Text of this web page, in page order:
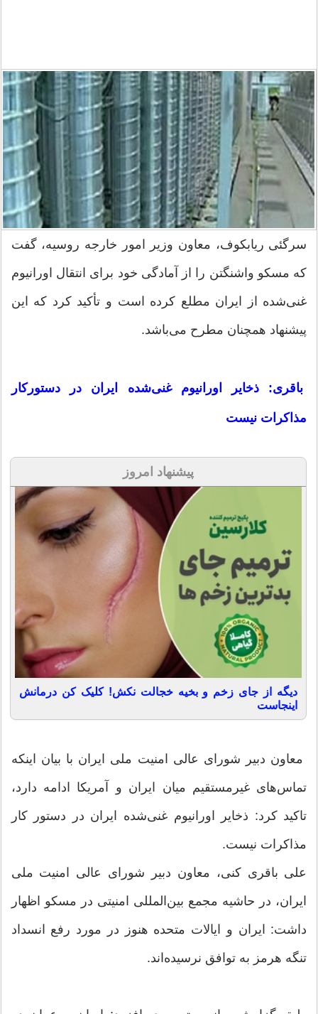
سرگئی ریابکوف، معاون وزیر امور خارجه روسیه، گفت
که مسکو واشنگتن را از آمادگی خود برای انتقال اورانیوم
غنی‌شده از ایران مطلع کرده است و تأکید کرد که این
پیشنهاد همچنان مطرح می‌باشد.
باقری: ذخایر اورانیوم غنی‌شده ایران در دستورکار
مذاکرات نیست
پیشنهاد امروز
دیگه از جای زخم و بخیه خجالت نکش! کلیک کن درمانش
اینجاست
معاون دبیر شورای عالی امنیت ملی ایران با بیان اینکه
تماس‌های غیرمستقیم میان ایران و آمریکا ادامه دارد،
تاکید کرد: ذخایر اورانیوم غنی‌شده ایران در دستور کار
مذاکرات نیست.
علی باقری کنی، معاون دبیر شورای عالی امنیت ملی
ایران، در حاشیه مجمع بین‌المللی امنیتی در مسکو اظهار
داشت: ایران و ایالات متحده هنوز در مورد رفع انسداد
تنگه هرمز به توافق نرسیده‌اند.